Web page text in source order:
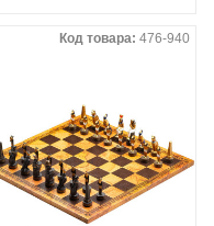
Код товара: 476-940